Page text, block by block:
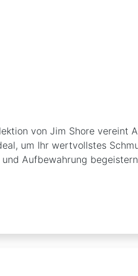
von Jim Shore vereint
um Ihr wertvollstes
Aufbewahrung
hinzu, sondern auch eine